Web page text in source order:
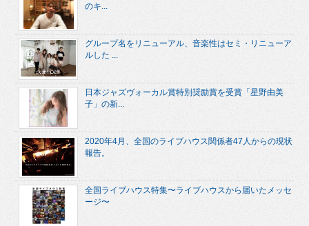
のキ...
グループ名をリニューアル、音楽性はセミ・リニューア
ルした ...
日本ジャズヴォーカル賞特別奨励賞を受賞「星野由美
子」の新...
2020年4月、全国のライブハウス関係者47人からの現状
報告。
全国ライブハウス特集〜ライブハウスから届いたメッセ
ージ〜